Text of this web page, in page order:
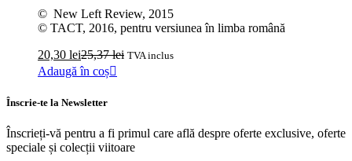
© New Left Review, 2015
© TACT, 2016, pentru versiunea în limba română
20,30 lei25,37lei TVA inclus
Adaugă în coș
Înscrie-te la Newsletter
Înscrieți-vă pentru a fi primul care află despre oferte exclusive, oferte
speciale și colecții viitoare